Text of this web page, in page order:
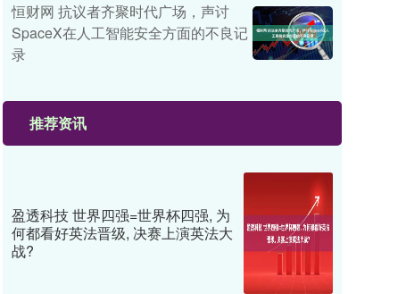
恒财网 抗议者齐聚时代广场，声讨
SpaceX在人工智能安全方面的不良记
录
推荐资讯
盈透科技 世界四强=世界杯四强, 为
何都看好英法晋级, 决赛上演英法大
战?